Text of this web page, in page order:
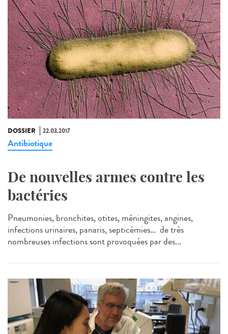
DOSSIER 22.03.2017
Antibiotique
De nouvelles armes contre les
bactéries
Pneumonies, bronchites, otites, méningites, angines,
infections urinaires, panaris, septicémies… de très
nombreuses infections sont provoquées par des...